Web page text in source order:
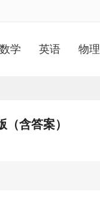
数学 英语 物理
含答案）